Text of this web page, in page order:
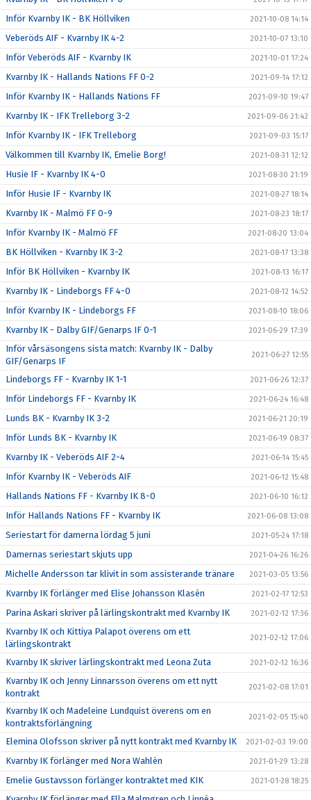
Inför Kvarnby IK - BK Höllviken 2021-10-08 14:14
Veberöds AIF - Kvarnby IK 4-2 2021-10-07 13:10
Inför Veberöds AIF - Kvarnby IK 2021-10-01 17:24
Kvarnby IK - Hallands Nations FF 0-2 2021-09-14 17:12
Inför Kvarnby IK - Hallands Nations FF 2021-09-10 19:47
Kvarnby IK - IFK Trelleborg 3-2 2021-09-06 21:42
Inför Kvarnby IK - IFK Trelleborg 2021-09-03 15:17
Välkommen till Kvarnby IK, Emelie Borg! 2021-08-31 12:12
Husie IF - Kvarnby IK 4-0 2021-08-30 21:19
Inför Husie IF - Kvarnby IK 2021-08-27 18:14
Kvarnby IK - Malmö FF 0-9 2021-08-23 18:17
Inför Kvarnby IK - Malmö FF 2021-08-20 13:04
BK Höllviken - Kvarnby IK 3-2 2021-08-17 13:38
Inför BK Höllviken - Kvarnby IK 2021-08-13 16:17
Kvarnby IK - Lindeborgs FF 4-0 2021-08-12 14:52
Inför Kvarnby IK - Lindeborgs FF 2021-08-10 18:06
Kvarnby IK - Dalby GIF/Genarps IF 0-1 2021-06-29 17:39
Inför vårsäsongens sista match: Kvarnby IK - Dalby
GIF/Genarps IF
2021-06-27 12:55
Lindeborgs FF - Kvarnby IK 1-1 2021-06-26 12:37
Inför Lindeborgs FF - Kvarnby IK 2021-06-24 16:48
Lunds BK - Kvarnby IK 3-2 2021-06-21 20:19
Inför Lunds BK - Kvarnby IK 2021-06-19 08:37
Kvarnby IK - Veberöds AIF 2-4 2021-06-14 15:45
Inför Kvarnby IK - Veberöds AIF 2021-06-12 15:48
Hallands Nations FF - Kvarnby IK 8-0 2021-06-10 16:12
Inför Hallands Nations FF - Kvarnby IK 2021-06-08 13:08
Seriestart för damerna lördag 5 juni 2021-05-24 17:18
Damernas seriestart skjuts upp 2021-04-26 16:26
Michelle Andersson tar klivit in som assisterande tränare 2021-03-05 13:56
Kvarnby IK förlänger med Elise Johansson Klasén 2021-02-17 12:53
Parina Askari skriver på lärlingskontrakt med Kvarnby IK 2021-02-12 17:36
Kvarnby IK och Kittiya Palapot överens om ett
lärlingskontrakt
2021-02-12 17:06
Kvarnby IK skriver lärlingskontrakt med Leona Zuta 2021-02-12 16:36
Kvarnby IK och Jenny Linnarsson överens om ett nytt
kontrakt
2021-02-08 17:01
Kvarnby IK och Madeleine Lundquist överens om en
kontraktsförlängning
2021-02-05 15:40
Elemina Olofsson skriver på nytt kontrakt med Kvarnby IK 2021-02-03 19:00
Kvarnby IK förlänger med Nora Wahlén 2021-01-29 13:28
Emelie Gustavsson förlänger kontraktet med KIK 2021-01-28 18:25